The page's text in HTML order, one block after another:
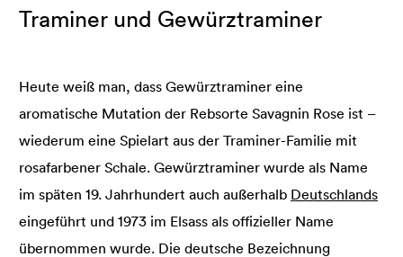
Traminer und Gewürztraminer
Heute weiß man, dass Gewürztraminer eine
aromatische Mutation der Rebsorte Savagnin Rose ist –
wiederum eine Spielart aus der Traminer-Familie mit
rosafarbener Schale. Gewürztraminer wurde als Name
im späten 19. Jahrhundert auch außerhalb Deutschlands
eingeführt und 1973 im Elsass als offizieller Name
übernommen wurde. Die deutsche Bezeichnung